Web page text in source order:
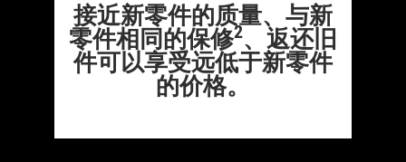
接近新零件的质量、与新
零件相同的保修2、返还旧
件可以享受远低于新零件
的价格。